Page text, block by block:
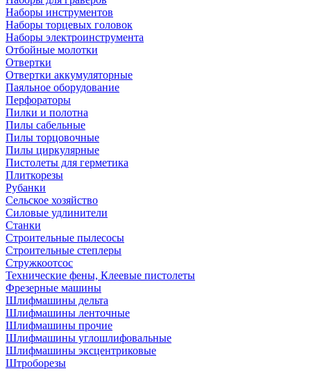
Наборы инструментов
Наборы торцевых головок
Наборы электроинструмента
Отбойные молотки
Отвертки
Отвертки аккумуляторные
Паяльное оборудование
Перфораторы
Пилки и полотна
Пилы сабельные
Пилы торцовочные
Пилы циркулярные
Пистолеты для герметика
Плиткорезы
Рубанки
Сельское хозяйство
Силовые удлинители
Станки
Строительные пылесосы
Строительные степлеры
Стружкоотсос
Технические фены, Клеевые пистолеты
Фрезерные машины
Шлифмашины дельта
Шлифмашины ленточные
Шлифмашины прочие
Шлифмашины углошлифовальные
Шлифмашины эксцентриковые
Штроборезы